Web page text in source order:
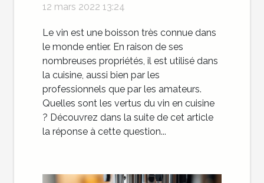
12 mars 2022 13:24
Le vin est une boisson très connue dans
le monde entier. En raison de ses
nombreuses propriétés, il est utilisé dans
la cuisine, aussi bien par les
professionnels que par les amateurs.
Quelles sont les vertus du vin en cuisine
? Découvrez dans la suite de cet article
la réponse à cette question...